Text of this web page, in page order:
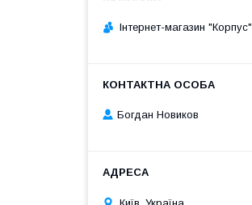
Інтернет-магазин "Корпус"
Богдан Новиков